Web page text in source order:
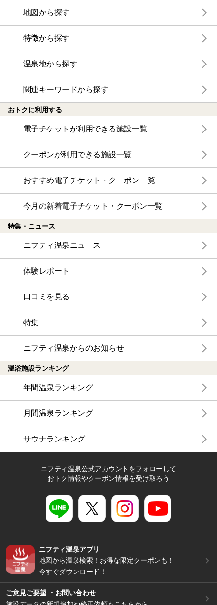
地図から探す
特徴から探す
温泉地から探す
関連キーワードから探す
おトクに利用する
電子チケットが利用できる施設一覧
クーポンが利用できる施設一覧
おすすめ電子チケット・クーポン一覧
今月の新着電子チケット・クーポン一覧
特集・ニュース
ニフティ温泉ニュース
体験レポート
口コミを見る
特集
ニフティ温泉からのお知らせ
温浴施設ランキング
年間温泉ランキング
月間温泉ランキング
サウナランキング
ニフティ温泉公式アカウントをフォローして
おトク情報やクーポン情報を受け取ろう
ニフティ温泉アプリ
地図から温泉検索！お得な限定クーポンも！
今すぐダウンロード！
ご意見ご要望 ・お問い合わせ